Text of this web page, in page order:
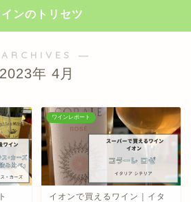
インのトリセツ
―
2023年 4月
ワインレポート
イオンで買えるワイン｜イタ